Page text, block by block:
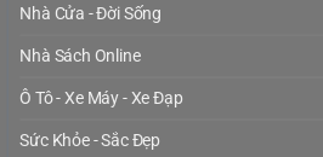
Nhà Cửa - Đời Sống
Nhà Sách Online
Ô Tô - Xe Máy - Xe Đạp
Sức Khỏe - Sắc Đẹp